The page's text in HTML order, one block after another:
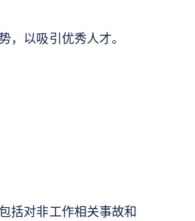
以吸引优秀人才。
括对非工作相关事故和